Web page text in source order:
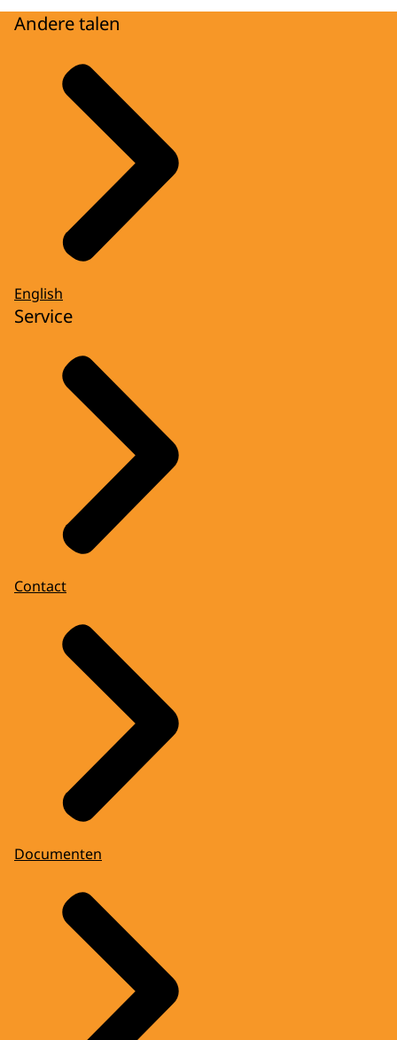
Andere talen
English
Service
Contact
Documenten